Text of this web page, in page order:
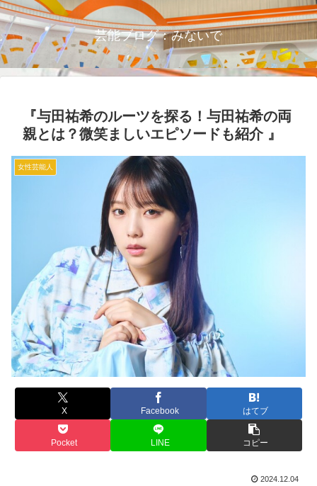
芸能ブログ：みないで
『与田祐希のルーツを探る！与田祐希の両
親とは？微笑ましいエピソードも紹介 』
女性芸能人
X Facebook はてブ
Pocket LINE コピー
2024.12.04